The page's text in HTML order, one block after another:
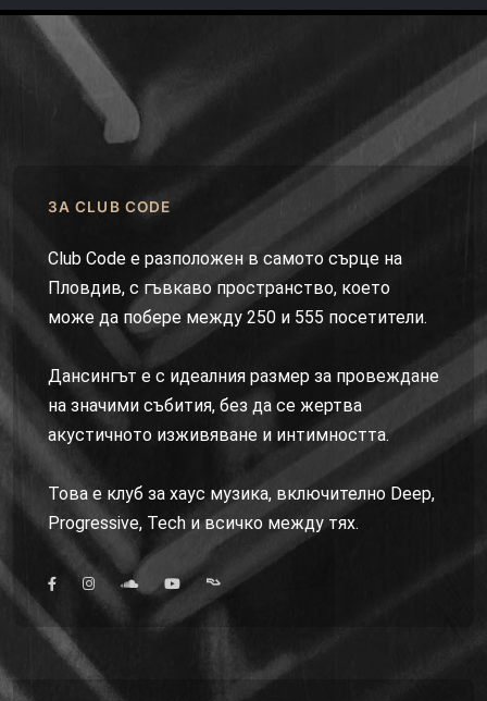
ЗА CLUB CODE
Club Code е разположен в самото сърце на
Пловдив, с гъвкаво пространство, което
може да побере между 250 и 555 посетители.
Дансингът е с идеалния размер за провеждане
на значими събития, без да се жертва
акустичното изживяване и интимността.
Това е клуб за хаус музика, включително Deep,
Progressive, Tech и всичко между тях.